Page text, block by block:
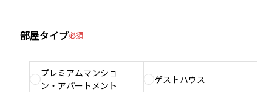
部屋タイプ必須
プレミアムマンショ
ン・アパートメント
ゲストハウス